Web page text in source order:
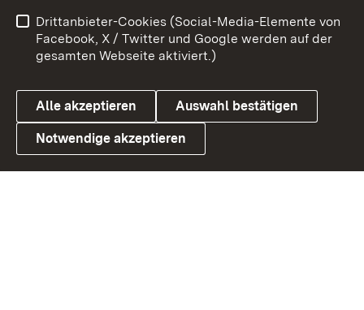
Link zum Landesportal
Benutzungshinweise
Barrierefreiheit
Datenschutz
Cookies
Drittanbieter-Cookies (Social-Media-Elemente von
Facebook, X / Twitter und Google werden auf der
gesamten Webseite aktiviert.)
Alle akzeptieren Auswahl bestätigen
Notwendige akzeptieren